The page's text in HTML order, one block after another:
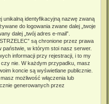
unikalną identyfikacyjną nazwę zwaną
do logowania zwane dalej „twoje
dalej „twój adres e-mail”.
są chronione przez prawa
w którym stoi nasz serwer.
informacji przy rejestracji, i to my
nie. W każdym przypadku, masz
koncie są wyświetlane publicznie.
możliwość włączenia lub
generowanych przez